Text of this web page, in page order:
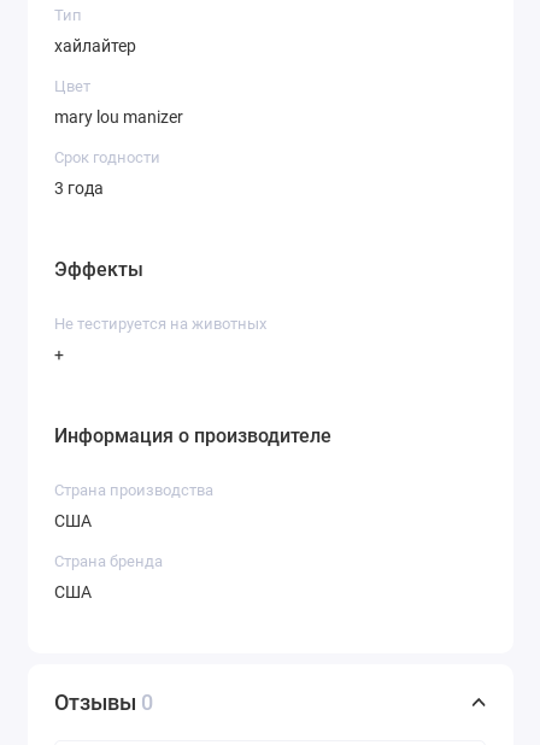
Тип
хайлайтер
Цвет
mary lou manizer
Срок годности
3 года
Эффекты
Не тестируется на животных
+
Информация о производителе
Страна производства
США
Страна бренда
США
Отзывы 0